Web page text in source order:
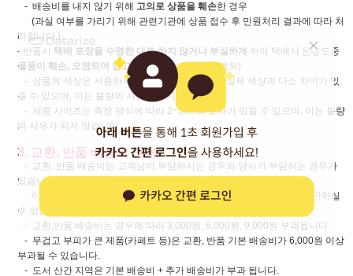
- 배송비를 내지 않기 위해 고의로 상품을 훼손한 경우
(과실 여부를 가리기 위해 관련기관에 상품 접수 후 민원처리 결과에 따라 처
리합니다.)
- 반품시 택배 포장을 수령한 대로 하지 않거나 부실하게
하여 택배사 운송도중
물품이 훼손, 오염되어 입고된 경우 (택배사 과실 제외)
- 상품의 색상은 사용하시는 모니터 사양에 따라 실제 색상과 다소 차이가 있
을 수 있으며, 이는 불량의 사유가 되지 않습니다.
- 제품 사이즈는 측정 방식에 따라 2~3cm의 오차가 있을 수 있으며, 이는 불량
의 사유가 되지 않습니다.
3. 교환, 반품 배송비 안내
- 교환, 반품 배송비는 고객님이 부담하시는 경우와 당사가 부담하는 경우가
있습니다.
아래
[배송비 확인하러 가기]를 클릭하시면 각각의 경우 배송비를 확인하실
수 있습니다.
- 교환,반품 배송비는 경우에 따라 3,000원, 6,000원, 9,000원 부과됩니다.
- 무겁고 부피가 큰 제품(카페트 등)은 교환, 반품 기본 배송비가 6,000원 이상
부과될 수 있습니다.
- 도서 산간 지역은 기본 배송비 + 추가 배송비가 부과 됩니다.